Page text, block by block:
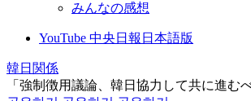
みんなの感想
YouTube 中央日報日本語版
韓日関係
「強制徴用議論、韓日協力して共に進むべ